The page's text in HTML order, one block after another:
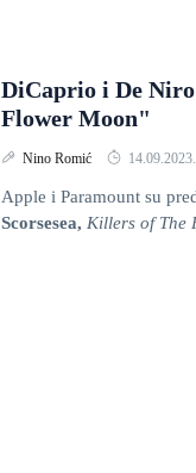
DiCaprio i De
Flower Moon"
Nino Romić 14.09.2023.
Apple i Paramount su
Scorsesea, Killers of The